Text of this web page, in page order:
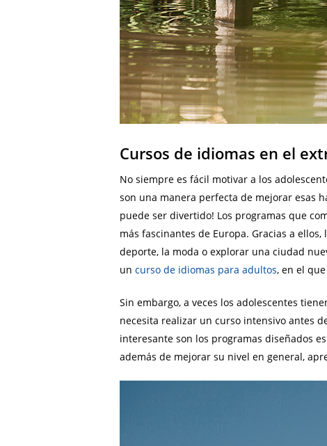
Cursos de idiomas en el
No siempre es fácil motivar a los
son una manera perfecta de mejorar esas
puede ser divertido! Los programas que
más fascinantes de Europa. Gracias a
deporte, la moda o explorar una ciudad
un curso de idiomas para adultos, en el
Sin embargo, a veces los adolescentes
necesita realizar un curso intensivo antes
interesante son los programas diseñados
además de mejorar su nivel en general,